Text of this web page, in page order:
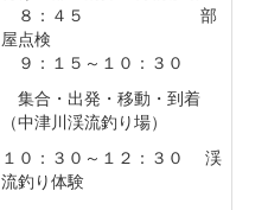
８：４５ 部
屋点検
９：１５～１０：３０
集合・出発・移動・到着
（中津川渓流釣り場）
１０：３０～１２：３０ 渓
流釣り体験